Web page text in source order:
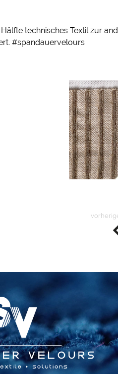
technisches Textil zur
#spandauervelours